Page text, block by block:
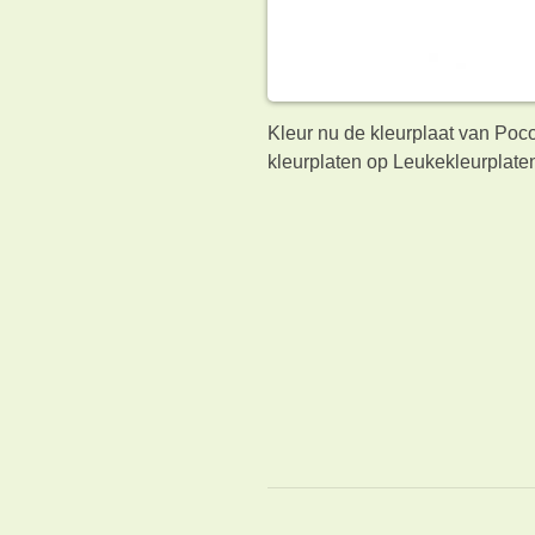
Kleur nu de kleurplaat van
kleurplaten op